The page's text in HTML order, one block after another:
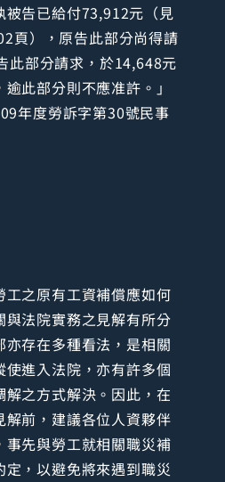
被告已給付73,912元（見
頁），原告此部分尚得請
此部分請求，於14,648元
此部分則不應准許。」
年度勞訴字第30號民事
工之原有工資補償應如何
與法院實務之見解有所分
存在多種看法，是相關
進入法院，亦有許多個
之方式解決。因此，在
解前，建議各位人資夥伴
事先與勞工就相關職災補
，以避免將來遇到職災